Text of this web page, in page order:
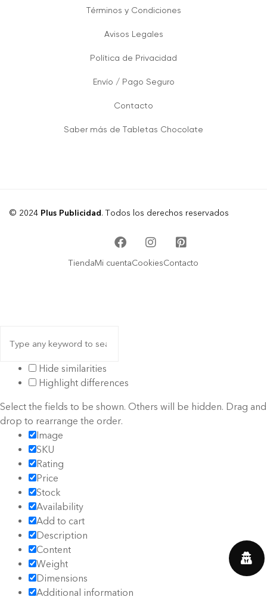
Términos y Condiciones
Avisos Legales
Política de Privacidad
Envío / Pago Seguro
Contacto
Saber más de Tabletas Chocolate
© 2024 Plus Publicidad. Todos los derechos reservados
TiendaMi cuentaCookiesContacto
Hide similarities
Highlight differences
Select the fields to be shown. Others will be hidden. Drag and
drop to rearrange the order.
Image
SKU
Rating
Price
Stock
Availability
Add to cart
Description
Content
Weight
Dimensions
Additional information